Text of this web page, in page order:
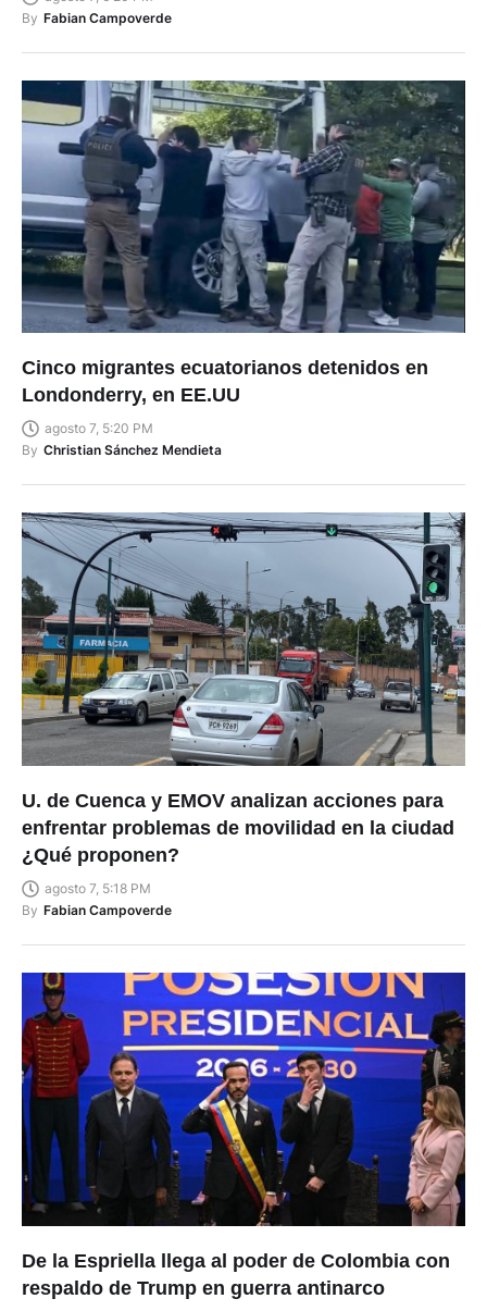
By Fabian Campoverde
Cinco migrantes ecuatorianos detenidos en
Londonderry, en EE.UU
agosto 7, 5:20 PM
By Christian Sánchez Mendieta
U. de Cuenca y EMOV analizan acciones para
enfrentar problemas de movilidad en la ciudad
¿Qué proponen?
agosto 7, 5:18 PM
By Fabian Campoverde
De la Espriella llega al poder de Colombia con
respaldo de Trump en guerra antinarco